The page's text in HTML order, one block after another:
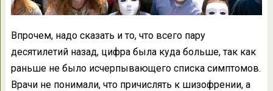
Впрочем, надо сказать и то, что всего пару
десятилетий назад, цифра была куда больше, так как
раньше не было исчерпывающего списка симптомов.
Врачи не понимали, что причислять к шизофрении, а